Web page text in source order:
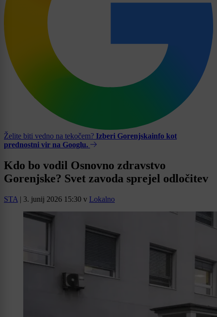
Želite biti vedno na tekočem? Izberi Gorenjskainfo kot
prednostni vir na Googlu.
Kdo bo vodil Osnovno zdravstvo
Gorenjske? Svet zavoda sprejel odločitev
STA | 3. junij 2026 15:30 v Lokalno